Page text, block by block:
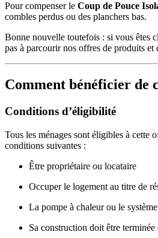
Pour compenser le Coup de Pouce
combles perdus ou des planchers bas.
Bonne nouvelle toutefois : si vous êtes
pas à parcourir nos offres de produits et
Comment bénéficier de
Conditions d’éligibilité
Tous les ménages sont éligibles à cette
conditions suivantes :
Être propriétaire ou locataire
Occuper le logement au titre de
La pompe à chaleur ou le
Sa construction doit être